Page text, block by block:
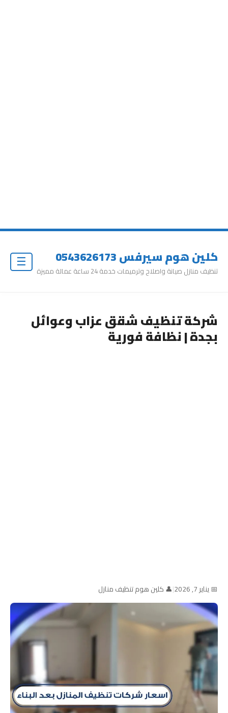
كلين هوم سيرفس 0543626173
تنظيف منازل صيانة واصلاح وترميمات خدمة 24 ساعة عمالة مميزة
شركة تنظيف شقق عزاب وعوائل
بجدة | نظافة فورية
📅 يناير 7, 2026 |👤 كلين هوم تنظيف منازل